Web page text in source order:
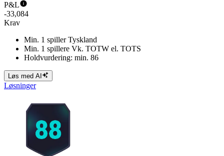
P&L
-33,084
Krav
Min. 1 spiller Tyskland
Min. 1 spillere Vk. TOTW el. TOTS
Holdvurdering: min. 86
Løs med AI
Løsninger